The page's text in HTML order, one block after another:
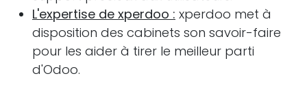
L'expertise de xperdoo : xperdoo met à
disposition des cabinets son savoir-faire
pour les aider à tirer le meilleur parti
d'Odoo.